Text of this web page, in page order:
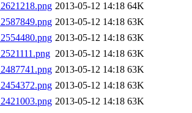
2013-05-12 14:18 64K
2013-05-12 14:18 63K
2013-05-12 14:18 63K
2013-05-12 14:18 63K
2013-05-12 14:18 63K
2013-05-12 14:18 63K
2013-05-12 14:18 63K